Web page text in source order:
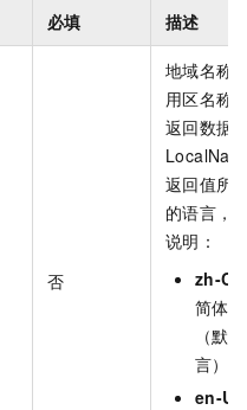
必填 描述
否
地域名称
用区名称
返回数据
返回值所
的语言，
说明：
zh-CN
简体
（默
言）。
en-US